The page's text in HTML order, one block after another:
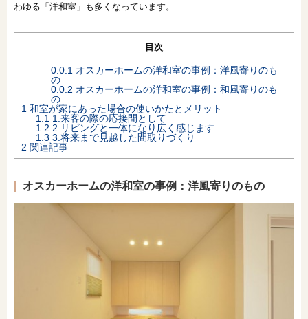
わゆる「洋和室」も多くなっています。
目次
0.0.1 オスカーホームの洋和室の事例：洋風寄りのも
の
0.0.2 オスカーホームの洋和室の事例：和風寄りのも
の
1 和室が家にあった場合の使いかたとメリット
1.1 1.来客の際の応接間として
1.2 2.リビングと一体になり広く感じます
1.3 3.将来まで見越した間取りづくり
2 関連記事
オスカーホームの洋和室の事例：洋風寄りのもの